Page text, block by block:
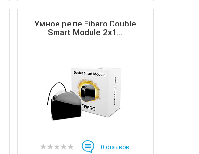
Умное реле Fibaro Double
Smart Module 2x1...
0 отзывов